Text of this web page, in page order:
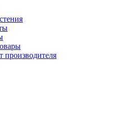
производителя